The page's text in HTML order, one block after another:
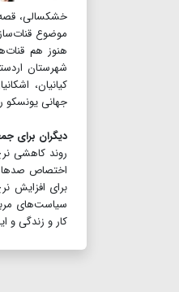
خشکسالی، قصه
موضوع
هنوز هم
شهرستان
جهانی یونسکو
دیگران برای
روند کاهشی
اختصاص صدها
برای افزایش
سیاست‌های
کار و زندگی و